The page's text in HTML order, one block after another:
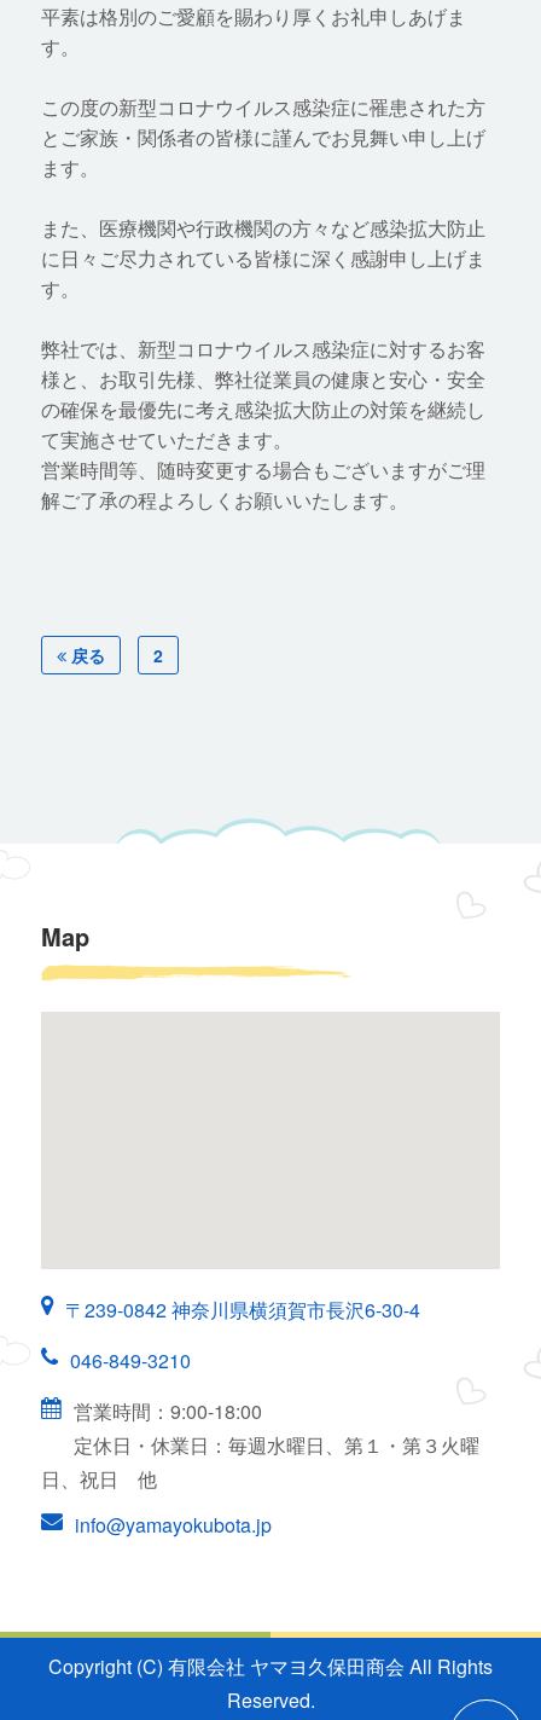
平素は格別のご愛顧を賜わり厚くお礼申しあげま
す。
この度の新型コロナウイルス感染症に罹患された方
とご家族・関係者の皆様に謹んでお見舞い申し上げ
ます。
また、医療機関や行政機関の方々など感染拡大防止
に日々ご尽力されている皆様に深く感謝申し上げま
す。
弊社では、新型コロナウイルス感染症に対するお客
様と、お取引先様、弊社従業員の健康と安心・安全
の確保を最優先に考え感染拡大防止の対策を継続し
て実施させていただきます。
営業時間等、随時変更する場合もございますがご理
解ご了承の程よろしくお願いいたします。
戻る 2
Map
〒239-0842 神奈川県横須賀市長沢6-30-4
046-849-3210
営業時間：9:00-18:00
定休日・休業日：毎週水曜日、第１・第３火曜
日、祝日 他
info@yamayokubota.jp
Copyright (C) 有限会社 ヤマヨ久保田商会 All Rights
Reserved.